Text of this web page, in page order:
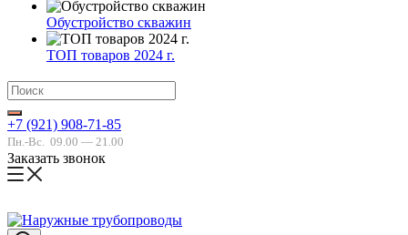
Обустройство скважин
ТОП товаров 2024 г.
+7 (921) 908-71-85
Пн.-Вс. 09.00 — 21.00
Заказать звонок